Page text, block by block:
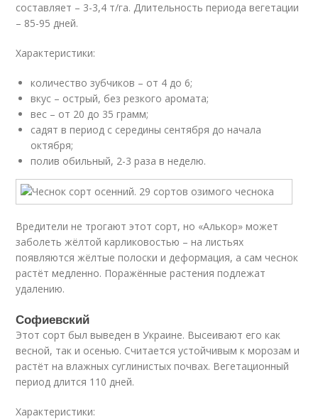
составляет – 3-3,4 т/га. Длительность периода вегетации
– 85-95 дней.
Характеристики:
количество зубчиков – от 4 до 6;
вкус – острый, без резкого аромата;
вес – от 20 до 35 грамм;
садят в период с середины сентября до начала
октября;
полив обильный, 2-3 раза в неделю.
Вредители не трогают этот сорт, но «Алькор» может
заболеть жёлтой карликовостью – на листьях
появляются жёлтые полоски и деформация, а сам чеснок
растёт медленно. Поражённые растения подлежат
удалению.
Софиевский
Этот сорт был выведен в Украине. Высеивают его как
весной, так и осенью. Считается устойчивым к морозам и
растёт на влажных суглинистых почвах. Вегетационный
период длится 110 дней.
Характеристики: